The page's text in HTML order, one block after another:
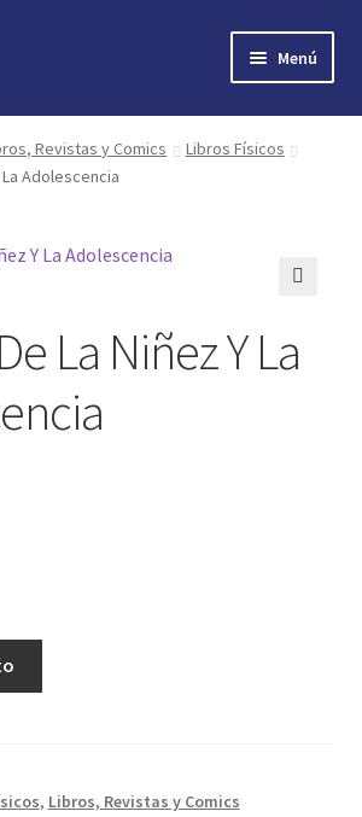
Menú
Revistas y Comics
Libros Físicos
Adolescencia
La Niñez Y La
, Libros, Revistas y Comics